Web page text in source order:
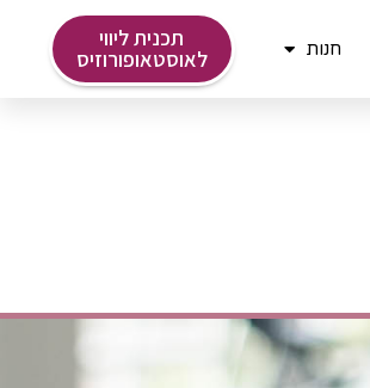
חנות תכנית ליווי
לאוסטאופורוזיס